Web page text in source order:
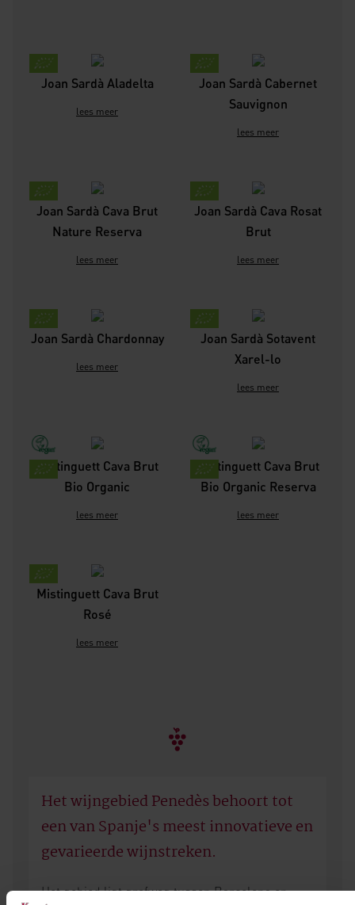
Joan Sardà Aladelta
lees meer
Joan Sardà Cabernet
Sauvignon
lees meer
Joan Sardà Cava Brut
Nature Reserva
lees meer
Joan Sardà Cava Rosat
Brut
lees meer
Joan Sardà Chardonnay
lees meer
Joan Sardà Sotavent
Xarel-lo
lees meer
Mistinguett Cava Brut
Bio Organic
lees meer
Mistinguett Cava Brut
Bio Organic Reserva
lees meer
Mistinguett Cava Brut
Rosé
lees meer
Het wijngebied Penedès behoort tot
een van Spanje's meest innovatieve en
gevarieerde wijnstreken.
Het gebied ligt grofweg tussen Barcelona en